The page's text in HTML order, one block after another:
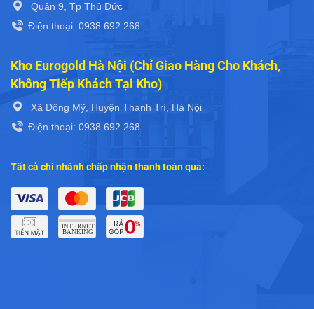
Quận 9, Tp Thủ Đức
Điện thoại: 0938.692.268
Kho Eurogold Hà Nội (Chỉ Giao Hàng Cho Khách,
Không Tiếp Khách Tại Kho)
Xã Đông Mỹ, Huyện Thanh Trì, Hà Nội
Điện thoại: 0938.692.268
Tất cả chi nhánh chấp nhận thanh toán qua: